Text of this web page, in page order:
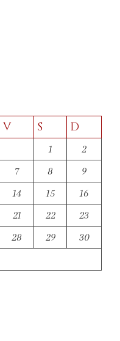
V S D
1
2
7 8
9
14 15
16
21 22
23
28 29
30